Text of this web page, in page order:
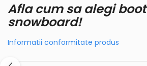
Afla cum sa alegi
snowboard!
Informatii conformitate produs